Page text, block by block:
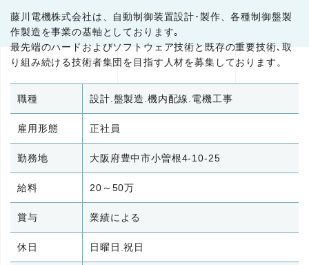
藤川電機株式会社は、自動制御装置設計･製作、各種制御盤製
作製造を事業の基軸としております｡
最先端のハードおよびソフトウェア技術と既存の重要技術､取
り組み続ける技術者集団を目指す人材を募集しております。
職種 設計.盤製造.機内配線.電機工事
雇用形態 正社員
勤務地 大阪府豊中市小曽根4-10-25
給料 20～50万
賞与 業績による
休日 日曜日.祝日